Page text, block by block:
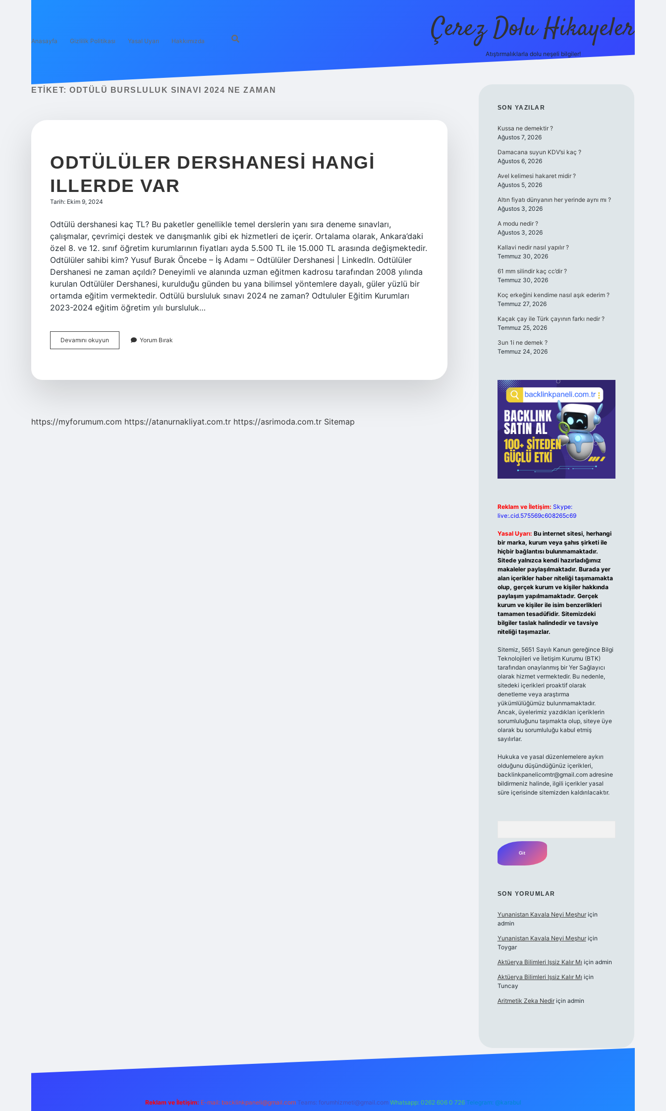
Anasayfa Gizlilik Politikası Yasal Uyarı Hakkımızda Çerez Dolu Hikayeler
Atıştırmalıklarla dolu neşeli bilgiler!
ETIKET: ODTÜLÜ BURSLULUK SINAVI 2024 NE ZAMAN
ODTÜLÜLER DERSHANESI HANGI
ILLERDE VAR
Tarih: Ekim 9, 2024
Odtülü dershanesi kaç TL? Bu paketler genellikle temel derslerin yanı sıra deneme sınavları,
çalışmalar, çevrimiçi destek ve danışmanlık gibi ek hizmetleri de içerir. Ortalama olarak, Ankara’daki
özel 8. ve 12. sınıf öğretim kurumlarının fiyatları ayda 5.500 TL ile 15.000 TL arasında değişmektedir.
Odtülüler sahibi kim? Yusuf Burak Öncebe – İş Adamı – Odtülüler Dershanesi | LinkedIn. Odtülüler
Dershanesi ne zaman açıldı? Deneyimli ve alanında uzman eğitmen kadrosu tarafından 2008 yılında
kurulan Odtülüler Dershanesi, kurulduğu günden bu yana bilimsel yöntemlere dayalı, güler yüzlü bir
ortamda eğitim vermektedir. Odtülü bursluluk sınavı 2024 ne zaman? Odtululer Eğitim Kurumları
2023-2024 eğitim öğretim yılı bursluluk…
Devamını okuyun Odtülüler
Dershanesi
Yorum Bırak
https://myforumum.com https://atanurnakliyat.com.tr https://asrimoda.com.tr Sitemap
SIDEBAR
SON YAZILAR
Kussa ne demektir ?
Ağustos 7, 2026
Damacana suyun KDV’si kaç ?
Ağustos 6, 2026
Avel kelimesi hakaret midir ?
Ağustos 5, 2026
Altın fiyatı dünyanın her yerinde aynı mı ?
Ağustos 3, 2026
A modu nedir ?
Ağustos 3, 2026
Kallavi nedir nasıl yapılır ?
Temmuz 30, 2026
61 mm silindir kaç cc’dir ?
Temmuz 30, 2026
Koç erkeğini kendime nasıl aşık ederim ?
Temmuz 27, 2026
Kaçak çay ile Türk çayının farkı nedir ?
Temmuz 25, 2026
3un 1i ne demek ?
Temmuz 24, 2026
Reklam ve İletişim: Skype:
live:.cid.575569c608265c69
Yasal Uyarı: Bu internet sitesi, herhangi
bir marka, kurum veya şahıs şirketi ile
hiçbir bağlantısı bulunmamaktadır.
Sitede yalnızca kendi hazırladığımız
makaleler paylaşılmaktadır. Burada yer
alan içerikler haber niteliği taşımamakta
olup, gerçek kurum ve kişiler hakkında
paylaşım yapılmamaktadır. Gerçek
kurum ve kişiler ile isim benzerlikleri
tamamen tesadüfidir. Sitemizdeki
bilgiler taslak halindedir ve tavsiye
niteliği taşımazlar.
Sitemiz, 5651 Sayılı Kanun gereğince Bilgi
Teknolojileri ve İletişim Kurumu (BTK)
tarafından onaylanmış bir Yer Sağlayıcı
olarak hizmet vermektedir. Bu nedenle,
sitedeki içerikleri proaktif olarak
denetleme veya araştırma
yükümlülüğümüz bulunmamaktadır.
Ancak, üyelerimiz yazdıkları içeriklerin
sorumluluğunu taşımakta olup, siteye üye
olarak bu sorumluluğu kabul etmiş
sayılırlar.
Hukuka ve yasal düzenlemelere aykırı
olduğunu düşündüğünüz içerikleri,
backlinkpanelicomtr@gmail.comadresine
bildirmeniz halinde, ilgili içerikler yasal
süre içerisinde sitemizden kaldırılacaktır.
SON YORUMLAR
Yunanistan Kavala Neyi Meşhuriçin
admin
Yunanistan Kavala Neyi Meşhuriçin
Toygar
Aktüerya Bilimleri Işsiz Kalır Mı için admin
Aktüerya Bilimleri Işsiz Kalır Mı için
Tuncay
Aritmetik Zeka Nediriçin admin
Reklam ve İletişim: E-mail: backlinkpaneli@gmail.com Teams: forumhizmeti@gmail.com Whatsapp: 0262 606 0 726 Telegram: @karabul